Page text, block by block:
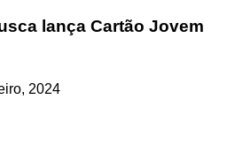
lança Cartão Jovem
2024